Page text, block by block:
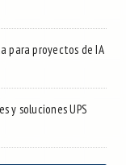
para proyectos de IA
y soluciones UPS